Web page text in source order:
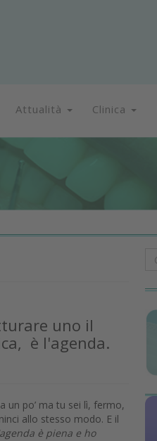
Attualità Clinica
uno il
è l'agenda.
un po’ ma tu sei lì, fermo,
allo stesso modo. E il
è piena e ho